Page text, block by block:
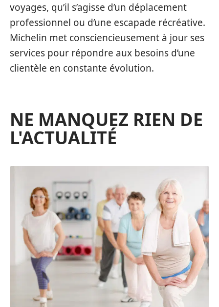
voyages, qu’il s’agisse d’un déplacement
professionnel ou d’une escapade récréative.
Michelin met consciencieusement à jour ses
services pour répondre aux besoins d’une
clientèle en constante évolution.
NE MANQUEZ RIEN DE
L'ACTUALITÉ